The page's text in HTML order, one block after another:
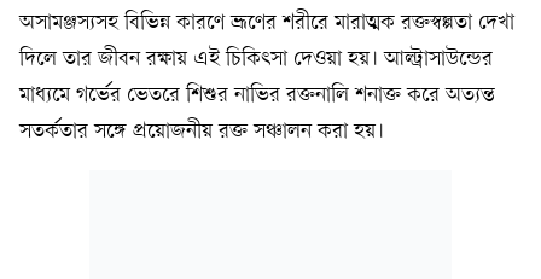
অসামঞ্জস্যসহ বিভিন্ন কারণে ভ্রূণের শরীরে মারাত্মক রক্তস্বল্পতা দেখা
দিলে তার জীবন রক্ষায় এই চিকিৎসা দেওয়া হয়। আল্ট্রাসাউন্ডের
মাধ্যমে গর্ভের ভেতরে শিশুর নাভির রক্তনালি শনাক্ত করে অত্যন্ত
সতর্কতার সঙ্গে প্রয়োজনীয় রক্ত সঞ্চালন করা হয়।